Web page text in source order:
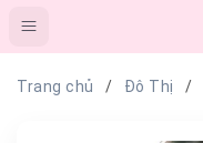
Trang chủ Đô Thị